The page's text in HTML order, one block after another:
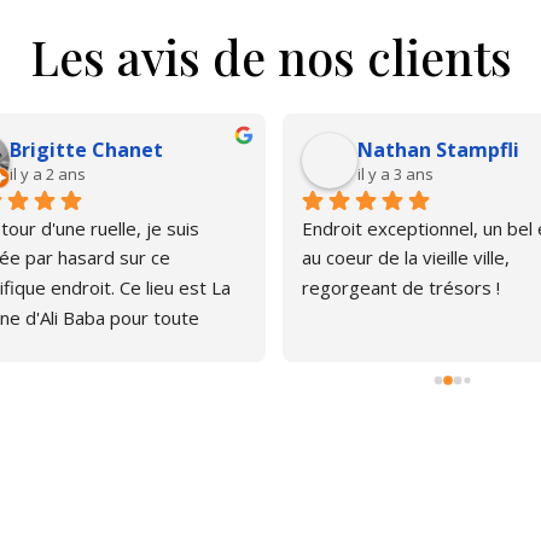
Les avis de nos clients
Brigitte Chanet
il y a 2 ans
d'une ruelle, je suis
par hasard sur ce
endroit. Ce lieu est La
d'Ali Baba pour toute
Nathan Stampfli
il y a 3 ans
Endroit exceptionnel, un bel
au coeur de la vieille ville,
regorgeant de trésors !